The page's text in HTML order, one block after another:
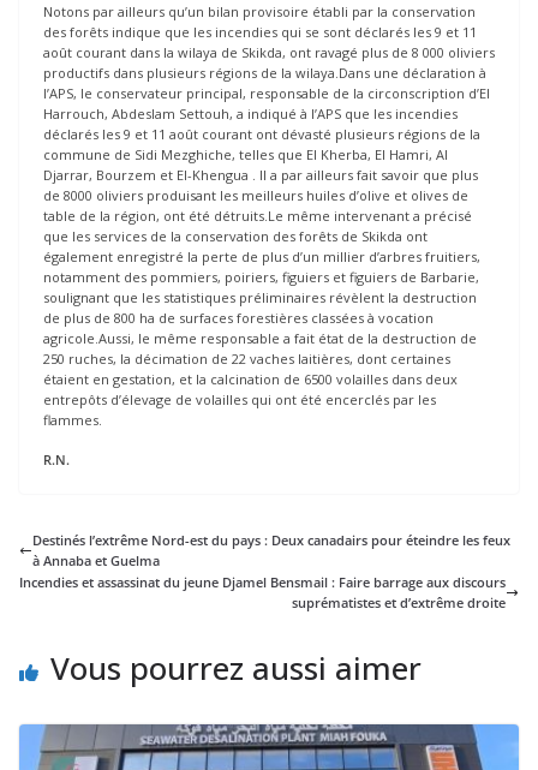
Notons par ailleurs qu’un bilan provisoire établi par la conservation
des forêts indique que les incendies qui se sont déclarés les 9 et 11
août courant dans la wilaya de Skikda, ont ravagé plus de 8 000 oliviers
productifs dans plusieurs régions de la wilaya.Dans une déclaration à
l’APS, le conservateur principal, responsable de la circonscription d’El
Harrouch, Abdeslam Settouh, a indiqué à l’APS que les incendies
déclarés les 9 et 11 août courant ont dévasté plusieurs régions de la
commune de Sidi Mezghiche, telles que El Kherba, El Hamri, Al
Djarrar, Bourzem et El-Khengua . Il a par ailleurs fait savoir que plus
de 8000 oliviers produisant les meilleurs huiles d’olive et olives de
table de la région, ont été détruits.Le même intervenant a précisé
que les services de la conservation des forêts de Skikda ont
également enregistré la perte de plus d’un millier d’arbres fruitiers,
notamment des pommiers, poiriers, figuiers et figuiers de Barbarie,
soulignant que les statistiques préliminaires révèlent la destruction
de plus de 800 ha de surfaces forestières classées à vocation
agricole.Aussi, le même responsable a fait état de la destruction de
250 ruches, la décimation de 22 vaches laitières, dont certaines
étaient en gestation, et la calcination de 6500 volailles dans deux
entrepôts d’élevage de volailles qui ont été encerclés par les
flammes.
R.N.
Destinés l’extrême Nord-est du pays : Deux canadairs pour éteindre les feux
à Annaba et Guelma
Incendies et assassinat du jeune Djamel Bensmail : Faire barrage aux discours
suprématistes et d’extrême droite
Vous pourrez aussi aimer